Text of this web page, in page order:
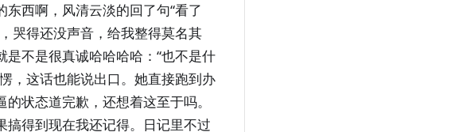
西啊，风清云淡的回了句“看了
哭得还没声音，给我整得莫名其
不是很真诚哈哈哈哈：“也不是什
，这话也能说出口。她直接跑到办
状态道完歉，还想着这至于吗。
得到现在我还记得。日记里不过